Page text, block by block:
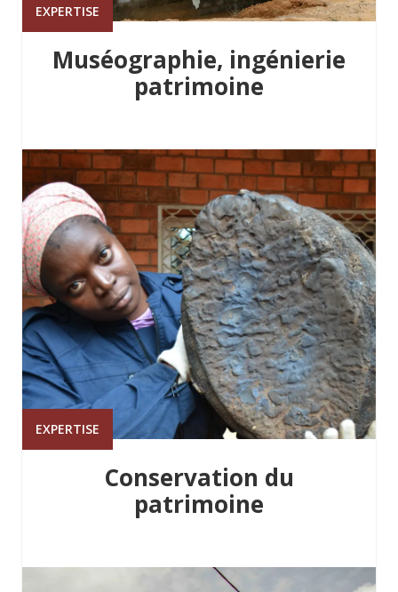
EXPERTISE
Muséographie, ingénierie
patrimoine
EXPERTISE
Conservation du
patrimoine